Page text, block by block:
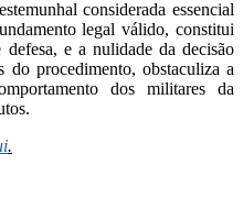
considerada essencial
legal válido, constitui
e a nulidade da decisão
procedimento, obstaculiza a
dos militares da
.